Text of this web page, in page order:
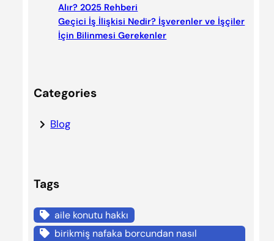
Alır? 2025 Rehberi
Geçici İş İlişkisi Nedir? İşverenler ve İşçiler
İçin Bilinmesi Gerekenler
Categories
Blog
Tags
aile konutu hakkı
birikmiş nafaka borcundan nasıl